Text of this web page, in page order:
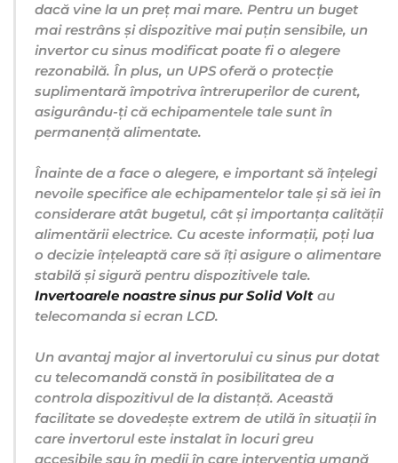
dacă vine la un preț mai mare. Pentru un buget
mai restrâns și dispozitive mai puțin sensibile, un
invertor cu sinus modificat poate fi o alegere
rezonabilă. În plus, un UPS oferă o protecție
suplimentară împotriva întreruperilor de curent,
asigurându-ți că echipamentele tale sunt în
permanență alimentate.
Înainte de a face o alegere, e important să înțelegi
nevoile specifice ale echipamentelor tale și să iei în
considerare atât bugetul, cât și importanța calității
alimentării electrice. Cu aceste informații, poți lua
o decizie înțeleaptă care să îți asigure o alimentare
stabilă și sigură pentru dispozitivele tale.
Invertoarele noastre sinus pur Solid Volt au
telecomanda si ecran LCD.
Un avantaj major al invertorului cu sinus pur dotat
cu telecomandă constă în posibilitatea de a
controla dispozitivul de la distanță. Această
facilitate se dovedește extrem de utilă în situații în
care invertorul este instalat în locuri greu
accesibile sau în medii în care intervenția umană